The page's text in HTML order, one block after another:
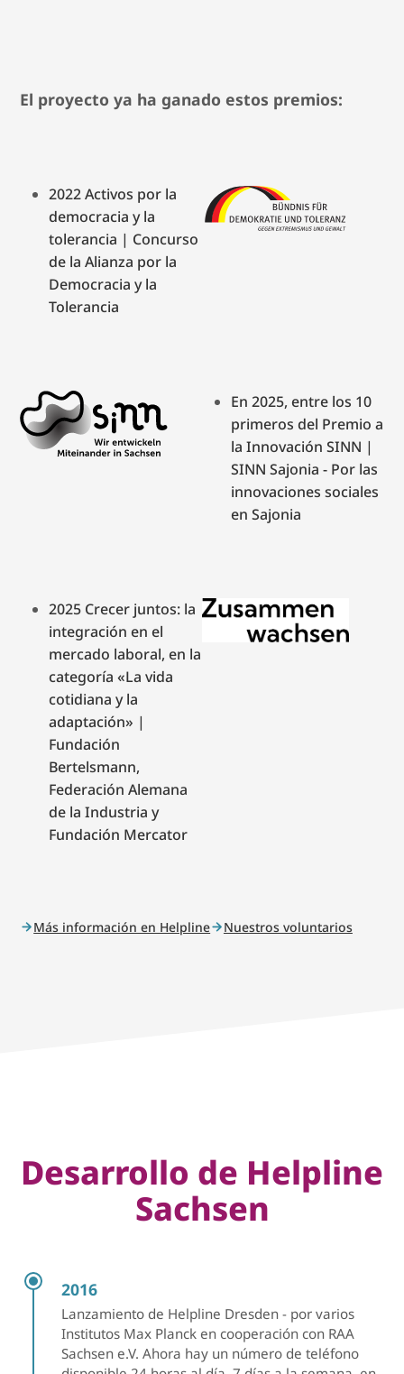
El proyecto ya ha ganado estos premios:
2022 Activos por la
democracia y la
tolerancia | Concurso
de la Alianza por la
Democracia y la
Tolerancia
En 2025, entre los 10
primeros del Premio a
la Innovación SINN |
SINN Sajonia - Por las
innovaciones sociales
en Sajonia
2025 Crecer juntos: la
integración en el
mercado laboral, en la
categoría «La vida
cotidiana y la
adaptación» |
Fundación
Bertelsmann,
Federación Alemana
de la Industria y
Fundación Mercator
Más información en Helpline Nuestros voluntarios
Desarrollo de Helpline
Sachsen
2016
Lanzamiento de Helpline Dresden - por varios
Institutos Max Planck en cooperación con RAA
Sachsen e.V. Ahora hay un número de teléfono